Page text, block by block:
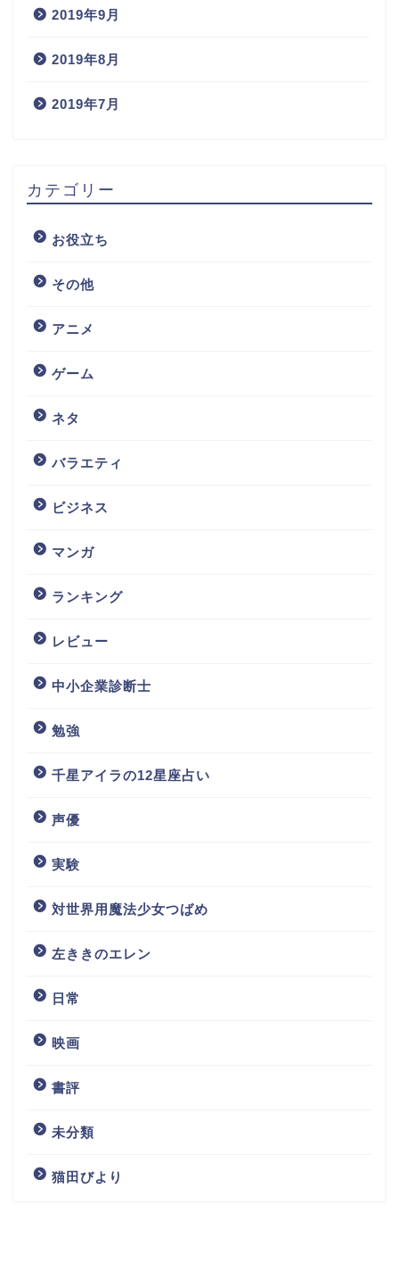
2019年9月
2019年8月
2019年7月
カテゴリー
お役立ち
その他
アニメ
ゲーム
ネタ
バラエティ
ビジネス
マンガ
ランキング
レビュー
中小企業診断士
勉強
千星アイラの12星座占い
声優
実験
対世界用魔法少女つばめ
左ききのエレン
日常
映画
書評
未分類
猫田びより